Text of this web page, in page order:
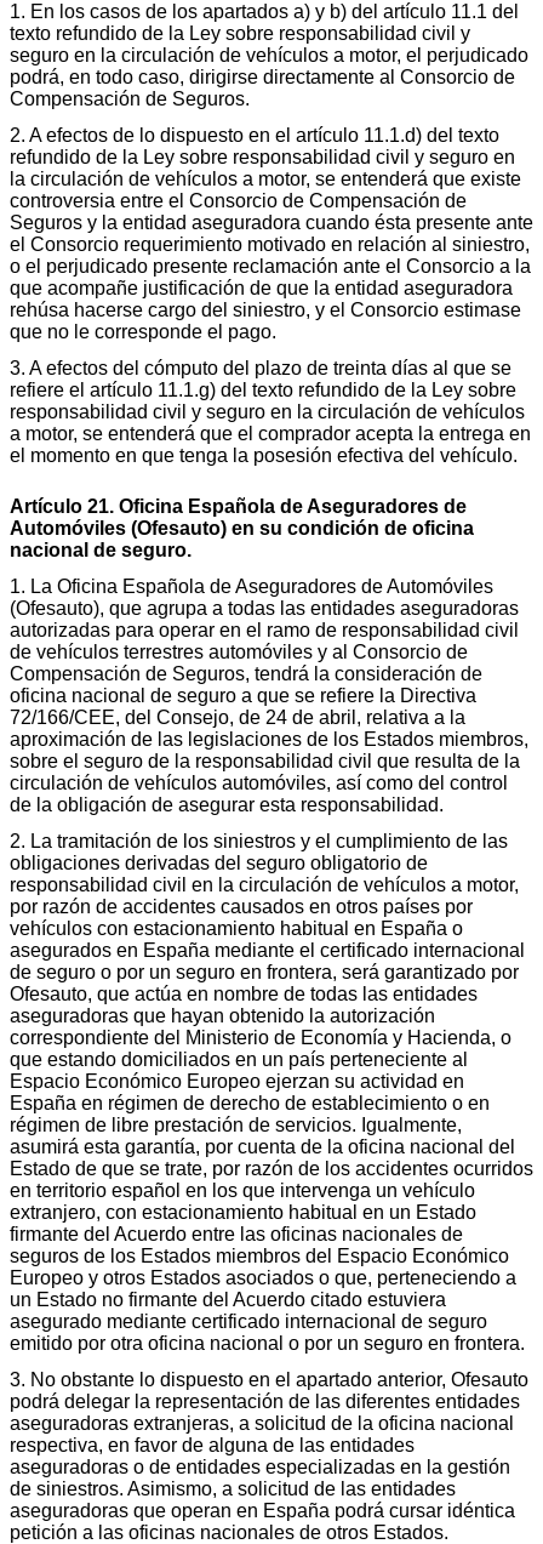
1. En los casos de los apartados a) y b) del artículo 11.1 del
texto refundido de la Ley sobre responsabilidad civil y
seguro en la circulación de vehículos a motor, el perjudicado
podrá, en todo caso, dirigirse directamente al Consorcio de
Compensación de Seguros.
2. A efectos de lo dispuesto en el artículo 11.1.d) del texto
refundido de la Ley sobre responsabilidad civil y seguro en
la circulación de vehículos a motor, se entenderá que existe
controversia entre el Consorcio de Compensación de
Seguros y la entidad aseguradora cuando ésta presente ante
el Consorcio requerimiento motivado en relación al siniestro,
o el perjudicado presente reclamación ante el Consorcio a la
que acompañe justificación de que la entidad aseguradora
rehúsa hacerse cargo del siniestro, y el Consorcio estimase
que no le corresponde el pago.
3. A efectos del cómputo del plazo de treinta días al que se
refiere el artículo 11.1.g) del texto refundido de la Ley sobre
responsabilidad civil y seguro en la circulación de vehículos
a motor, se entenderá que el comprador acepta la entrega en
el momento en que tenga la posesión efectiva del vehículo.
Artículo 21. Oficina Española de Aseguradores de
Automóviles (Ofesauto) en su condición de oficina
nacional de seguro.
1. La Oficina Española de Aseguradores de Automóviles
(Ofesauto), que agrupa a todas las entidades aseguradoras
autorizadas para operar en el ramo de responsabilidad civil
de vehículos terrestres automóviles y al Consorcio de
Compensación de Seguros, tendrá la consideración de
oficina nacional de seguro a que se refiere la Directiva
72/166/CEE, del Consejo, de 24 de abril, relativa a la
aproximación de las legislaciones de los Estados miembros,
sobre el seguro de la responsabilidad civil que resulta de la
circulación de vehículos automóviles, así como del control
de la obligación de asegurar esta responsabilidad.
2. La tramitación de los siniestros y el cumplimiento de las
obligaciones derivadas del seguro obligatorio de
responsabilidad civil en la circulación de vehículos a motor,
por razón de accidentes causados en otros países por
vehículos con estacionamiento habitual en España o
asegurados en España mediante el certificado internacional
de seguro o por un seguro en frontera, será garantizado por
Ofesauto, que actúa en nombre de todas las entidades
aseguradoras que hayan obtenido la autorización
correspondiente del Ministerio de Economía y Hacienda, o
que estando domiciliados en un país perteneciente al
Espacio Económico Europeo ejerzan su actividad en
España en régimen de derecho de establecimiento o en
régimen de libre prestación de servicios. Igualmente,
asumirá esta garantía, por cuenta de la oficina nacional del
Estado de que se trate, por razón de los accidentes ocurridos
en territorio español en los que intervenga un vehículo
extranjero, con estacionamiento habitual en un Estado
firmante del Acuerdo entre las oficinas nacionales de
seguros de los Estados miembros del Espacio Económico
Europeo y otros Estados asociados o que, perteneciendo a
un Estado no firmante del Acuerdo citado estuviera
asegurado mediante certificado internacional de seguro
emitido por otra oficina nacional o por un seguro en frontera.
3. No obstante lo dispuesto en el apartado anterior, Ofesauto
podrá delegar la representación de las diferentes entidades
aseguradoras extranjeras, a solicitud de la oficina nacional
respectiva, en favor de alguna de las entidades
aseguradoras o de entidades especializadas en la gestión
de siniestros. Asimismo, a solicitud de las entidades
aseguradoras que operan en España podrá cursar idéntica
petición a las oficinas nacionales de otros Estados.